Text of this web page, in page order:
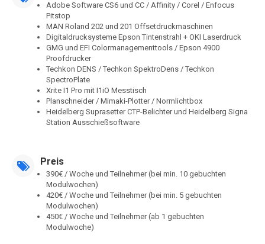
Adobe Software CS6 und CC / Affinity / Corel / Enfocus
Pitstop
MAN Roland 202 und 201 Offsetdruckmaschinen
Digitaldrucksysteme Epson Tintenstrahl + OKI Laserdruck
GMG und EFI Colormanagementtools / Epson 4900
Proofdrucker
Techkon DENS / Techkon SpektroDens / Techkon
SpectroPlate
Xrite I1 Pro mit I1iO Messtisch
Planschneider / Mimaki-Plotter / Normlichtbox
Heidelberg Suprasetter CTP-Belichter und Heidelberg Signa
Station Ausschießsoftware
Preis
390€ / Woche und Teilnehmer (bei min. 10 gebuchten
Modulwochen)
420€ / Woche und Teilnehmer (bei min. 5 gebuchten
Modulwochen)
450€ / Woche und Teilnehmer (ab 1 gebuchten
Modulwoche)